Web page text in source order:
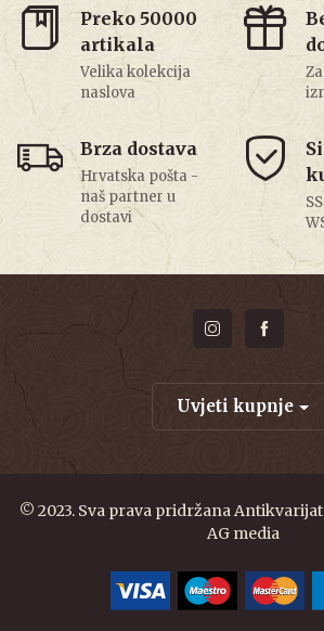
Preko 50000
artikala
Velika kolekcija
naslova
Brza dostava
Hrvatska pošta -
naš partner u
dostavi
Uvjeti kupnje
© 2023. Sva prava pridržana Antikvarijat
AG media